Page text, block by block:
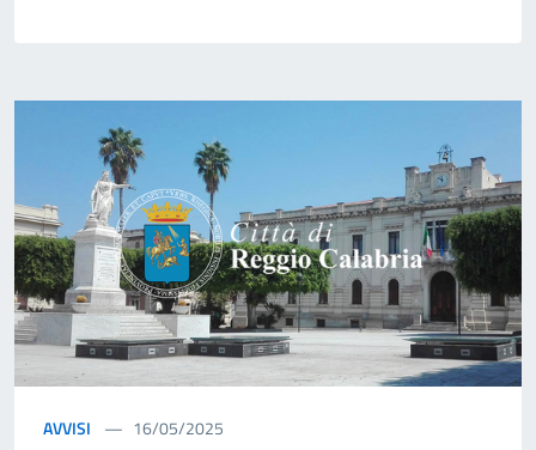
AVVISI 16/05/2025